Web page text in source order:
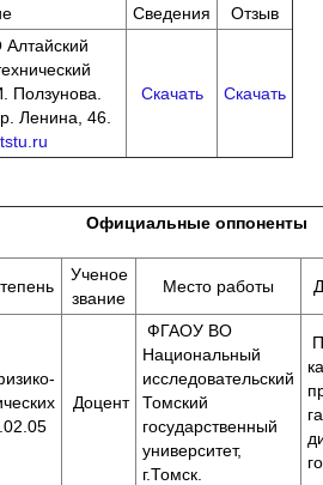
Сведения
Отзыв
Ползунова.
Ленина, 46.
Скачать Скачать
Официальные оппоненты
Ученое
звание
Место работы
Доцент
ФГАОУ ВО
Национальный
исследовательский
Томский
государственный
университет,
г.Томск.